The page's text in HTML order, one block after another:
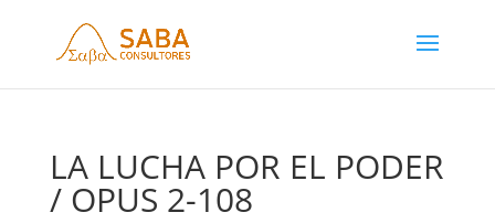
LA LUCHA POR EL PODER
/ OPUS 2-108